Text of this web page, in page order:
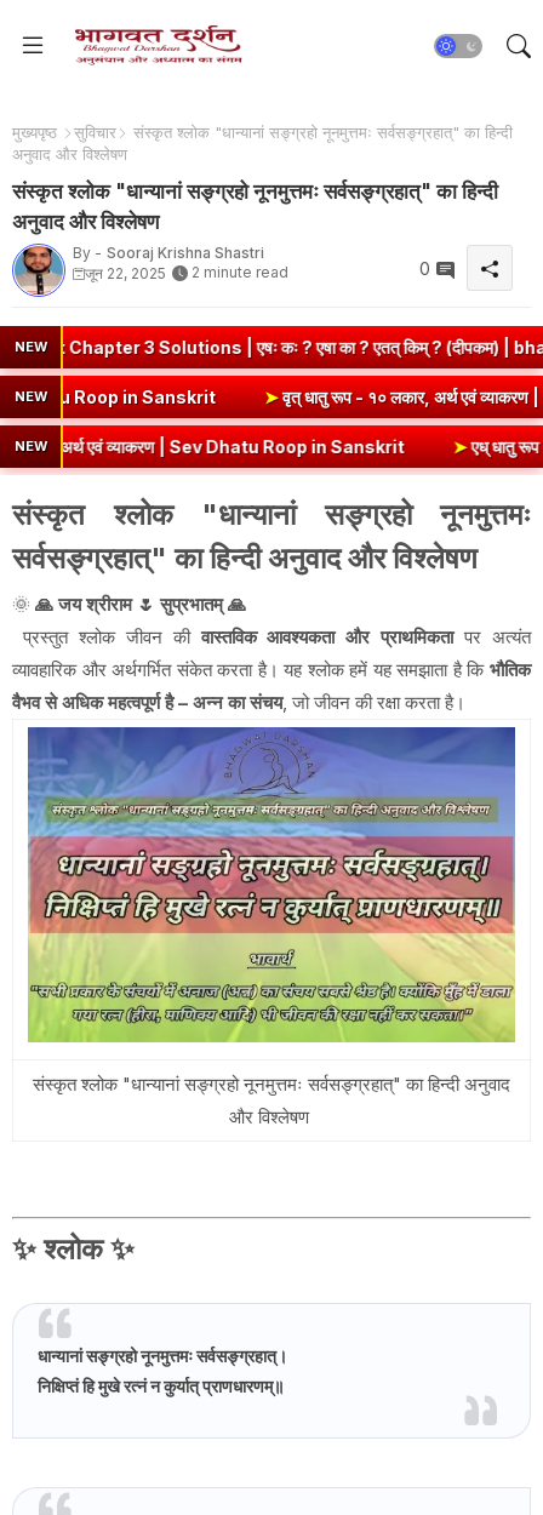
मुख्यपृष्ठ सुविचार
संस्कृत श्लोक "धान्यानां सङ्ग्रहो नूनमुत्तमः सर्वसङ्ग्रहात्" का हिन्दी
अनुवाद और विश्लेषण
संस्कृत श्लोक "धान्यानां सङ्ग्रहो नूनमुत्तमः सर्वसङ्ग्रहात्" का हिन्दी
अनुवाद और विश्लेषण
By - Sooraj Krishna Shastri
जून 22, 2025
2 minute read 0
NEW
3 Solutions | एषः कः ? एषा का ? एतत् किम् ? (दीपकम) |
NEW
एवं व्याकरण | Kri Dhatu Roop in Sanskrit ➤वृत् धातु रूप - १० लकार,
NEW
एवं व्याकरण | Sev Dhatu Roop in Sanskrit ➤एध् धातु रूप - १०
संस्कृत श्लोक "धान्यानां सङ्ग्रहो नूनमुत्तमः
सर्वसङ्ग्रहात्" का हिन्दी अनुवाद और विश्लेषण
🌞 🙏 जय श्रीराम 🌷 सुप्रभातम् 🙏
प्रस्तुत श्लोक जीवन कीवास्तविक आवश्यकता और प्राथमिकतापर अत्यंत
व्यावहारिक और अर्थगर्भित संकेत करता है। यह श्लोक हमें यह समझाता है कि भौतिक
वैभव से अधिक महत्वपूर्ण है – अन्न का संचय, जो जीवन की रक्षा करता है।
संस्कृत श्लोक "धान्यानां सङ्ग्रहो नूनमुत्तमः सर्वसङ्ग्रहात्" का हिन्दी अनुवाद
और विश्लेषण
✨श्लोक✨
धान्यानां सङ्ग्रहो नूनमुत्तमः सर्वसङ्ग्रहात्।
निक्षिप्तं हि मुखे रत्नं न कुर्यात् प्राणधारणम्॥